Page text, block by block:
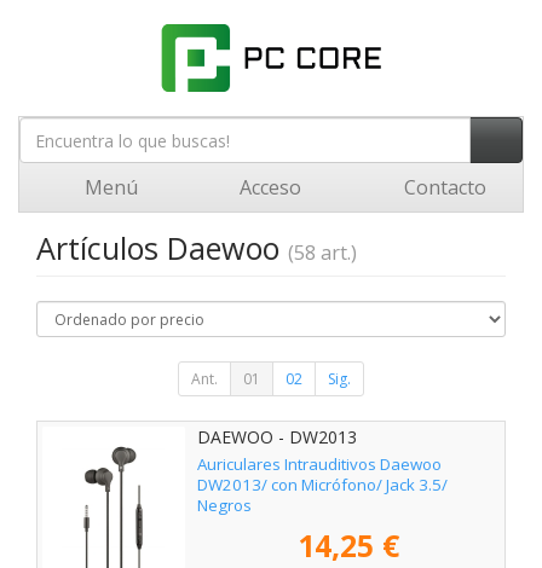
Menú Acceso Contacto
Artículos Daewoo (58 art.)
Ant. 01 02 Sig.
DAEWOO - DW2013
Auriculares Intrauditivos Daewoo
DW2013/ con Micrófono/ Jack 3.5/
Negros
14,25 €